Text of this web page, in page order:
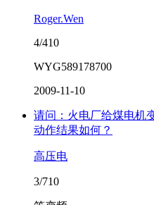
Roger.Wen
4/410
WYG589178700
2009-11-10
请问：火电厂给煤电机
动作结果如何？
高压电
3/710